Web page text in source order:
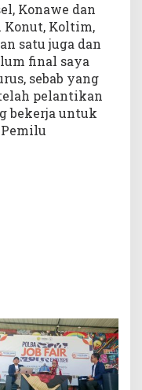
Konawe dan
Konut, Koltim,
satu juga dan
final saya
sebab yang
pelantikan
bekerja untuk